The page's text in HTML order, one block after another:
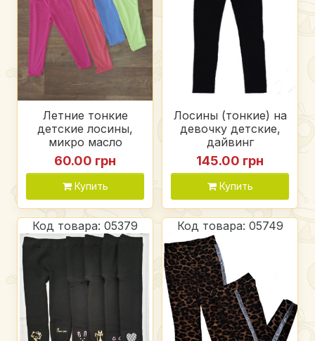
Летние тонкие
детские лосины,
микро масло
60.00 грн
Купить
Лосины (тонкие) на
девочку детские,
дайвинг
145.00 грн
Купить
Код товара: 05379 Код товара: 05749